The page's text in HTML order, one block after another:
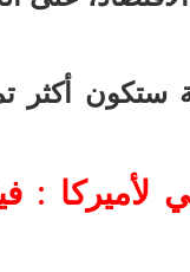
ستكون أكثر
لأميركا